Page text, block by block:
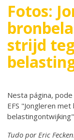
Fotos:
strijd
Nesta página,
EFS "Jongleren
Tudo por Eric Fecken.